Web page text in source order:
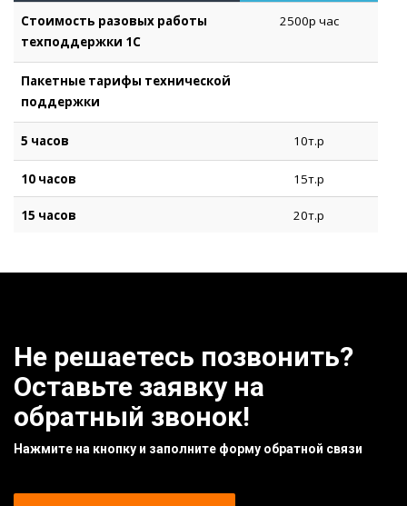
Стоимость разовых работы
техподдержки 1С
2500р час
Пакетные тарифы технической
поддержки
5 часов 10т.р
10 часов 15т.р
15 часов 20т.р
Не решаетесь позвонить?
Оставьте заявку на
обратный звонок!
Нажмите на кнопку и заполните форму обратной связи